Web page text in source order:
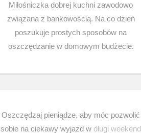
Miłośniczka dobrej kuchni zawodowo
związana z bankowością. Na co dzień
poszukuje prostych sposobów na
oszczędzanie w domowym budżecie.
Oszczędzaj pieniądze, aby móc pozwolić
sobie na ciekawy wyjazd w długi weekend